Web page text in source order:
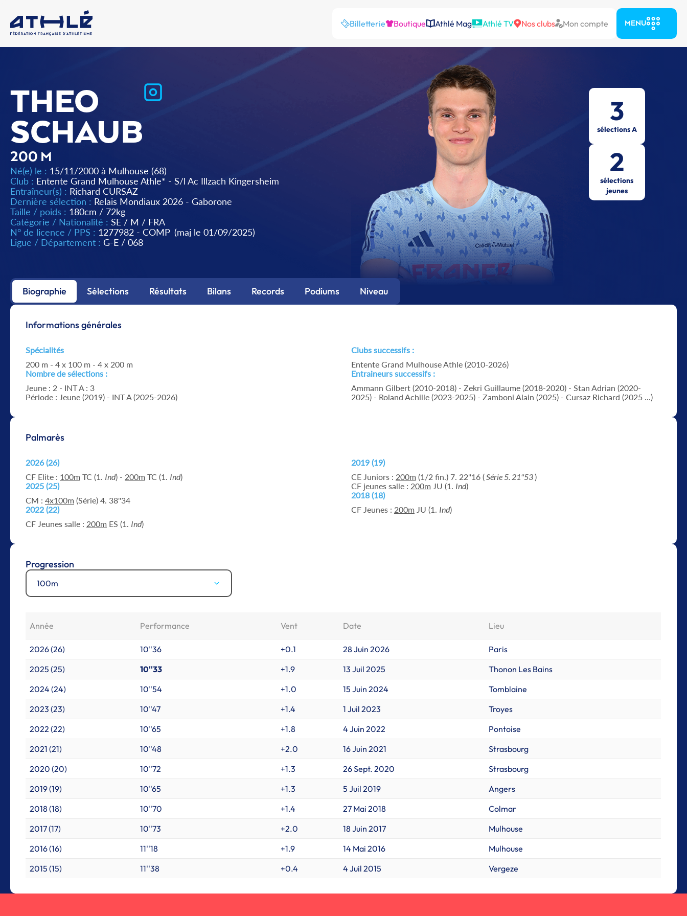
Billetterie Boutique Athlé Mag Athlé TV Nos clubs Mon compte MENU
THEO
SCHAUB
200 M
Né(e) le : 15/11/2000 à Mulhouse (68)
Club : Entente Grand Mulhouse Athle* - S/l Ac Illzach Kingersheim
Entraîneur(s) : Richard CURSAZ
Dernière sélection : Relais Mondiaux 2026 - Gaborone
Taille / poids : 180cm / 72kg
Catégorie / Nationalité : SE / M / FRA
N° de licence / PPS : 1277982 - COMP (maj le 01/09/2025)
Ligue / Département : G-E / 068
Biographie Sélections Résultats Bilans Records Podiums Niveau
3
sélections A
2
sélections
jeunes
Informations générales
Spécialités
200 m - 4 x 100 m - 4 x 200 m
Nombre de sélections :
Jeune : 2 - INT A : 3
Période : Jeune (2019) - INT A (2025-2026)
Clubs successifs :
Entente Grand Mulhouse Athle (2010-2026)
Entraineurs successifs :
Ammann Gilbert (2010-2018) - Zekri Guillaume (2018-2020) - Stan Adrian (2020-
2025) - Roland Achille (2023-2025) - Zamboni Alain (2025) - Cursaz Richard (2025 ...)
Palmarès
2026 (26)
CF Elite : 100m TC (1. Ind) - 200m TC (1. Ind)
2025 (25)
CM : 4x100m (Série) 4. 38''34
2022 (22)
CF Jeunes salle : 200m ES (1. Ind)
2019 (19)
CE Juniors : 200m (1/2 fin.) 7. 22''16 (Série 5. 21''53)
CF jeunes salle : 200m JU (1. Ind)
2018 (18)
CF Jeunes : 200m JU (1. Ind)
Progression
100m
Année Performance Vent Date Lieu
2026 (26) 10''36 +0.1 28 Juin 2026
Paris
2025 (25)
10''33 +1.9 13 Juil 2025
Thonon Les Bains
2024 (24)
10''54 +1.0 15 Juin 2024
Tomblaine
2023 (23)
10''47 +1.4 1 Juil 2023
Troyes
2022 (22)
10''65 +1.8 4 Juin 2022
Pontoise
2021 (21)
10''48 +2.0 16 Juin 2021
Strasbourg
2020 (20)
10''72 +1.3 26 Sept. 2020
Strasbourg
2019 (19)
10''65 +1.3 5 Juil 2019
Angers
2018 (18)
10''70 +1.4 27 Mai 2018
Colmar
2017 (17)
10''73 +2.0 18 Juin 2017
Mulhouse
2016 (16)
11''18 +1.9 14 Mai 2016
Mulhouse
2015 (15)
11''38 +0.4 4 Juil 2015 Vergeze